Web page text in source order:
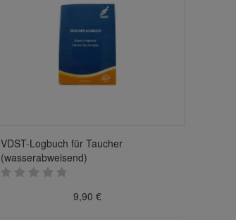
VDST-Logbuch für Taucher
(wasserabweisend)
9,90 €